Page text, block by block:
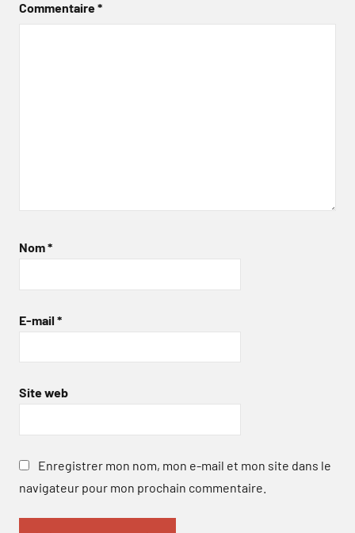
Commentaire*
Nom*
E-mail *
Site web
Enregistrer mon nom, mon e-mail et mon site dans le
navigateur pour mon prochain commentaire.